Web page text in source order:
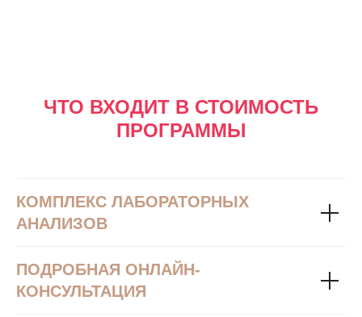
ЧТО ВХОДИТ В СТОИМОСТЬ
ПРОГРАММЫ
КОМПЛЕКС ЛАБОРАТОРНЫХ
АНАЛИЗОВ
ПОДРОБНАЯ ОНЛАЙН-
КОНСУЛЬТАЦИЯ